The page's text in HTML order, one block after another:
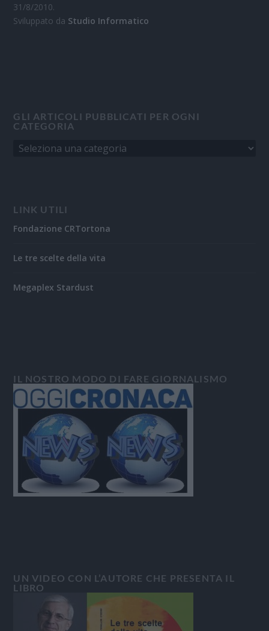
31/8/2010.
Sviluppato da Studio Informatico
GLI ARTICOLI PUBBLICATI PER OGNI
CATEGORIA
LINK UTILI
Fondazione CRTortona
Le tre scelte della vita
Megaplex Stardust
IL NOSTRO MODO DI FARE GIORNALISMO
UN VIDEO CON L’AUTORE CHE PRESENTA IL
LIBRO